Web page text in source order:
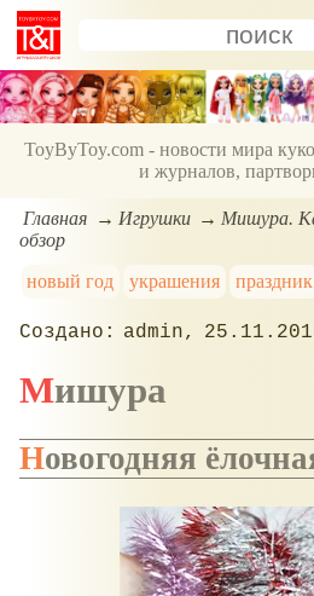
ToyByToy.com - новости мира
и журналов,
Главная Игрушки
Мишура.
обзор
новый год
украшения праздник
admin
Мишура
Новогодняя